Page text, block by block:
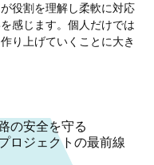
役割を理解し柔軟に対応
感じます。個人だけでは
り上げていくことに大き
の安全を守る
ロジェクトの最前線